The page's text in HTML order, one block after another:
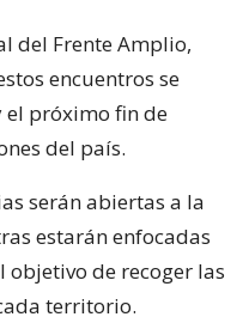
del Frente Amplio,
encuentros se
próximo fin de
del país.
serán abiertas a la
estarán enfocadas
objetivo de recoger las
territorio.